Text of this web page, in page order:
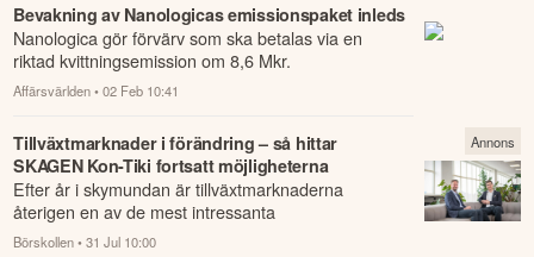
Bevakning av Nanologicas emissionspaket inleds
Nanologica gör förvärv som ska betalas via en
riktad kvittningsemission om 8,6 Mkr.
Affärsvärlden • 02 Feb 10:41
Tillväxtmarknader i förändring – så hittar
SKAGEN Kon-Tiki fortsatt möjligheterna
Efter år i skymundan är tillväxtmarknaderna
återigen en av de mest intressanta
investeringsmiljöerna.
Börskollen • 31 Jul 10:00
Annons